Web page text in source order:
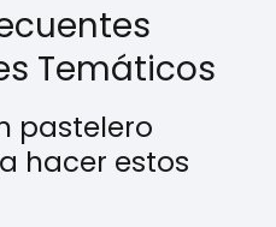
Temáticos
pastelero
hacer estos